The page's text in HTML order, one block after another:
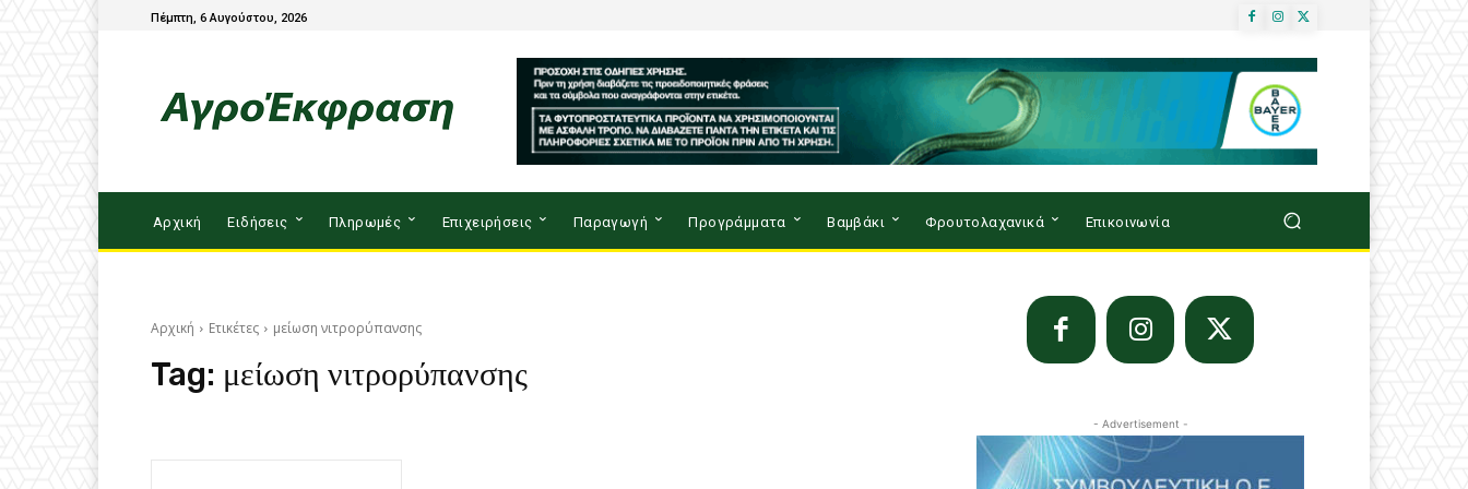
Πέμπτη, 6 Αυγούστου, 2026
Αρχική Ειδήσεις Πληρωμές Επιχειρήσεις Παραγωγή Προγράμματα Βαμβάκι Φρουτολαχανικά Επικοινωνία
Αρχική Ετικέτες μείωση νιτρορύπανσης
Tag: μείωση νιτρορύπανσης
- Advertisement -